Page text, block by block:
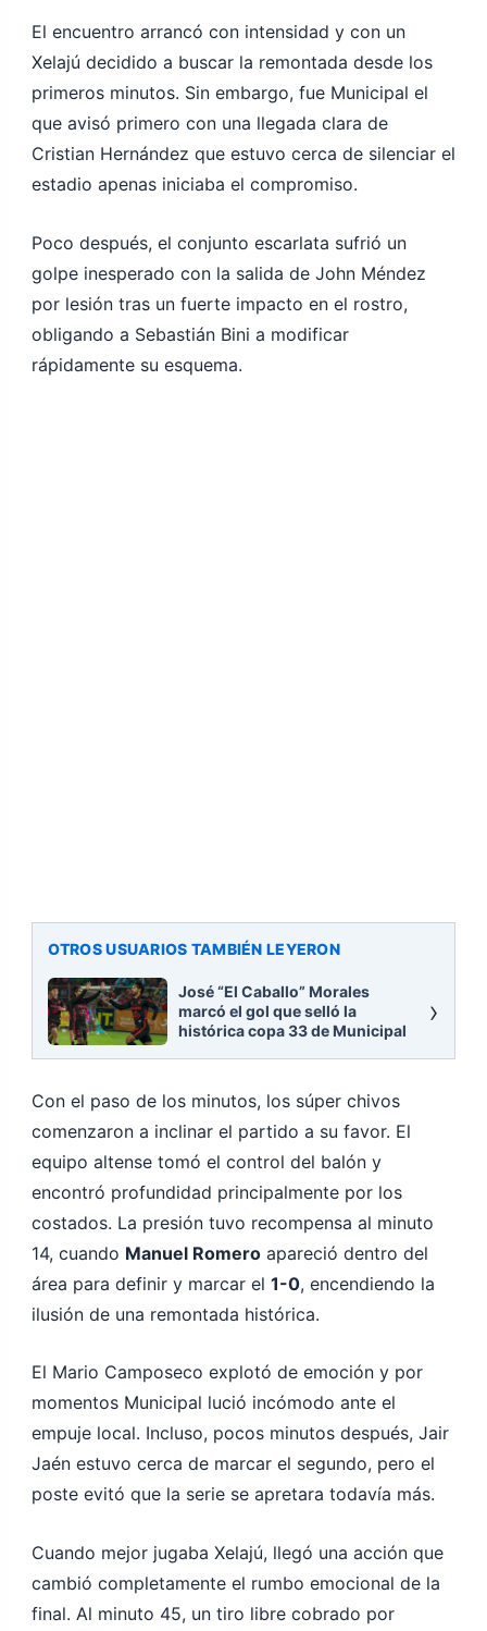
El encuentro arrancó con intensidad y con un
Xelajú decidido a buscar la remontada desde los
primeros minutos. Sin embargo, fue Municipal el
que avisó primero con una llegada clara de
Cristian Hernández que estuvo cerca de silenciar el
estadio apenas iniciaba el compromiso.
Poco después, el conjunto escarlata sufrió un
golpe inesperado con la salida de John Méndez
por lesión tras un fuerte impacto en el rostro,
obligando a Sebastián Bini a modificar
rápidamente su esquema.
OTROS USUARIOS TAMBIÉN LEYERON
José “El Caballo” Morales
marcó el gol que selló la
histórica copa 33 de Municipal
›
Con el paso de los minutos, los súper chivos
comenzaron a inclinar el partido a su favor. El
equipo altense tomó el control del balón y
encontró profundidad principalmente por los
costados. La presión tuvo recompensa al minuto
14, cuando Manuel Romeroapareció dentro del
área para definir y marcar el 1-0, encendiendo la
ilusión de una remontada histórica.
El Mario Camposeco explotó de emoción y por
momentos Municipal lució incómodo ante el
empuje local. Incluso, pocos minutos después, Jair
Jaén estuvo cerca de marcar el segundo, pero el
poste evitó que la serie se apretara todavía más.
Cuando mejor jugaba Xelajú, llegó una acción que
cambió completamente el rumbo emocional de la
final. Al minuto 45, un tiro libre cobrado por